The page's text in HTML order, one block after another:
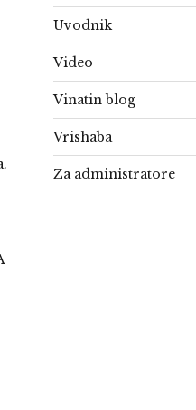
Uvodnik
Video
Vinatin blog
Vrishaba
Za administratore